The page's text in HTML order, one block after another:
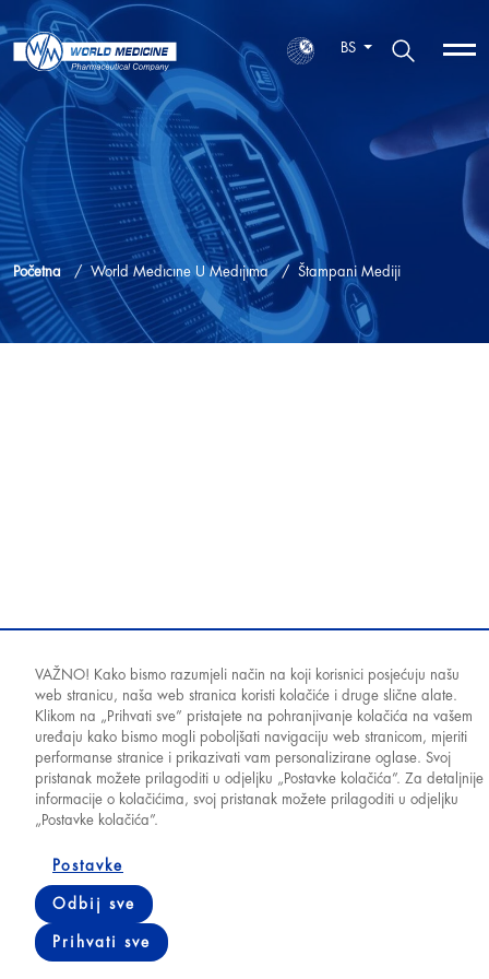
BS
Početna World Medıcıne U Medıjıma Štampani Mediji
VAŽNO! Kako bismo razumjeli način na koji korisnici posjećuju našu
web stranicu, naša web stranica koristi kolačiće i druge slične alate.
Klikom na „Prihvati sve” pristajete na pohranjivanje kolačića na vašem
uređaju kako bismo mogli poboljšati navigaciju web stranicom, mjeriti
performanse stranice i prikazivati vam personalizirane oglase. Svoj
pristanak možete prilagoditi u odjeljku „Postavke kolačića”. Za detaljnije
informacije o kolačićima, svoj pristanak možete prilagoditi u odjeljku
„Postavke kolačića”.
Postavke
Odbij sve
Prihvati sve
© 2026 World Medicine
Politika kolačića
Politika privatnosti
World Medicine Bosnia d.o.o.